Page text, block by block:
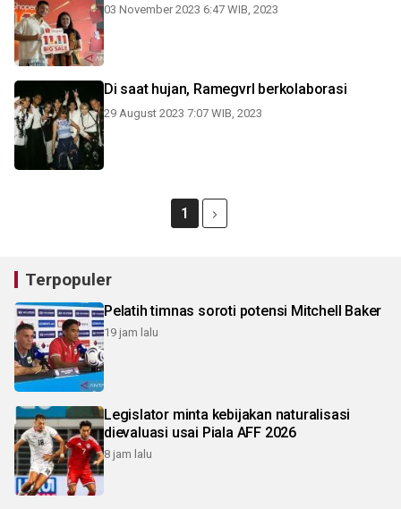
03 November 2023 6:47 WIB, 2023
Di saat hujan, Ramegvrl berkolaborasi
29 August 2023 7:07 WIB, 2023
1
Terpopuler
Pelatih timnas soroti potensi Mitchell Baker
19 jam lalu
Legislator minta kebijakan naturalisasi
dievaluasi usai Piala AFF 2026
8 jam lalu